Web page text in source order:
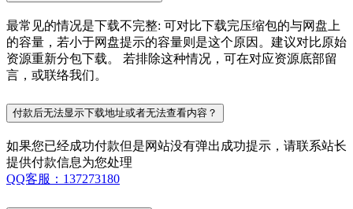
最常见的情况是下载不完整: 可对比下载完压缩包的与网盘上
的容量，若小于网盘提示的容量则是这个原因。建议对比原始
资源重新分包下载。 若排除这种情况，可在对应资源底部留
言，或联络我们。
付款后无法显示下载地址或者无法查看内容？
如果您已经成功付款但是网站没有弹出成功提示，请联系站长
提供付款信息为您处理
QQ客服：137273180